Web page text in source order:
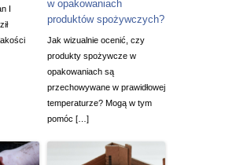
I
w opakowaniach
produktów spożywczych?
Jak wizualnie ocenić, czy
produkty spożywcze w
opakowaniach są
przechowywane w prawidłowej
temperaturze? Mogą w tym
pomóc […]